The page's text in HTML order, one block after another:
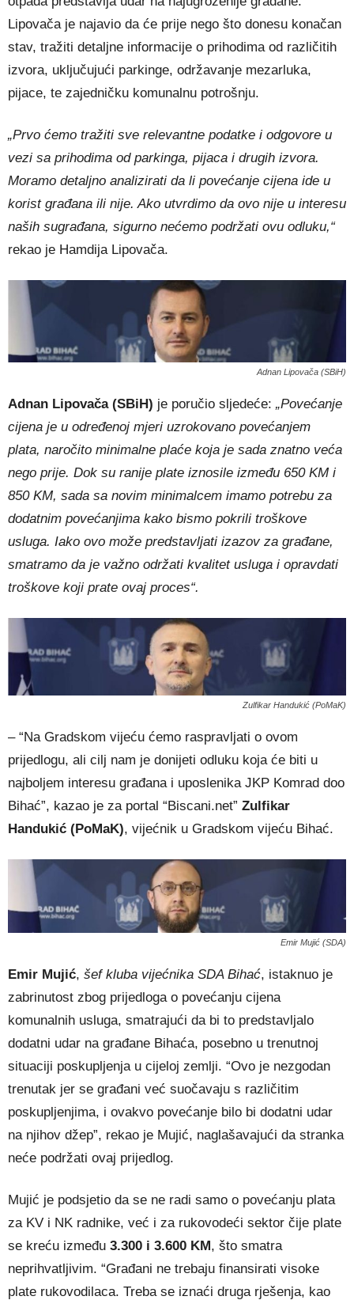
Lipovača je najavio da će prije nego što donesu konačan
stav, tražiti detaljne informacije o prihodima od različitih
izvora, uključujući parkinge, održavanje mezarluka,
pijace, te zajedničku komunalnu potrošnju.
„Prvo ćemo tražiti sve relevantne podatke i odgovore u
vezi sa prihodima od parkinga, pijaca i drugih izvora.
Moramo detaljno analizirati da li povećanje cijena ide u
korist građana ili nije. Ako utvrdimo da ovo nije u interesu
naših sugrađana, sigurno nećemo podržati ovu odluku,“
rekao je Hamdija Lipovača.
Adnan Lipovača (SBiH)
Adnan Lipovača (SBiH) je poručio sljedeće: „Povećanje
cijena je u određenoj mjeri uzrokovano povećanjem
plata, naročito minimalne plaće koja je sada znatno veća
nego prije. Dok su ranije plate iznosile između 650 KM i
850 KM, sada sa novim minimalcem imamo potrebu za
dodatnim povećanjima kako bismo pokrili troškove
usluga. Iako ovo može predstavljati izazov za građane,
smatramo da je važno održati kvalitet usluga i opravdati
troškove koji prate ovaj proces“.
Zulfikar Handukić (PoMaK)
– “Na Gradskom vijeću ćemo raspravljati o ovom
prijedlogu, ali cilj nam je donijeti odluku koja će biti u
najboljem interesu građana i uposlenika JKP Komrad doo
Bihać”, kazao je za portal “Biscani.net” Zulfikar
Handukić (PoMaK), vijećnik u Gradskom vijeću Bihać.
Emir Mujić (SDA)
Emir Mujić, šef kluba vijećnika SDA Bihać, istaknuo je
zabrinutost zbog prijedloga o povećanju cijena
komunalnih usluga, smatrajući da bi to predstavljalo
dodatni udar na građane Bihaća, posebno u trenutnoj
situaciji poskupljenja u cijeloj zemlji. “Ovo je nezgodan
trenutak jer se građani već suočavaju s različitim
poskupljenjima, i ovakvo povećanje bilo bi dodatni udar
na njihov džep”, rekao je Mujić, naglašavajući da stranka
neće podržati ovaj prijedlog.
Mujić je podsjetio da se ne radi samo o povećanju plata
za KV i NK radnike, već i za rukovodeći sektor čije plate
se kreću između 3.300 i 3.600 KM, što smatra
neprihvatljivim. “Građani ne trebaju finansirati visoke
plate rukovodilaca. Treba se iznaći druga rješenja, kao